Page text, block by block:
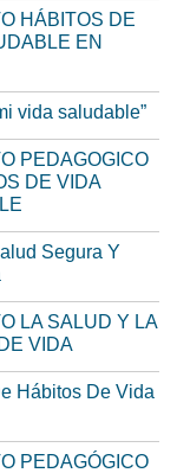
HÁBITOS DE
EN
vida saludable”
PEDAGOGICO
DE VIDA
Segura Y
LA SALUD Y LA
VIDA
Hábitos De Vida
PEDAGÓGICO